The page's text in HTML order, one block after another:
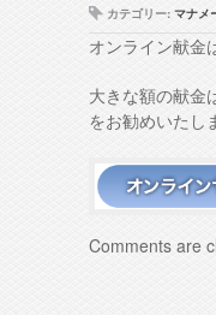
カテゴリー: マナメ
オンライン献金
大きな額の献金
をお勧めいたし
Comments are